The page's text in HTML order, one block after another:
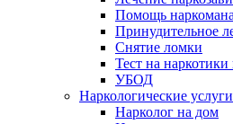
Помощь
Принудительное
Снятие ломки
Тест на
УБОД
Наркологические услуги
Нарколог на дом